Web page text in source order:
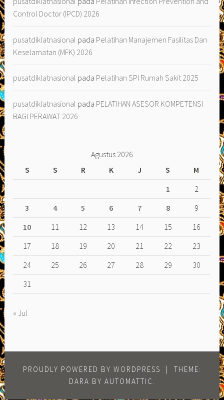
Control Doctor (IPCD) 2026
pusatdiklatnasional pada Pelatihan Manajemen Fasilitas Dan
Keselamatan (MFK) 2026
pusatdiklatnasional pada Pelatihan SPI Rumah Sakit 2025
pusatdiklatnasional pada PELATIHAN ASESOR KOMPETENSI
BAGI PERAWAT 2026
Agustus 2026
S
S R K J S
M
1
2
3
4 5 6 7 8
9
10
11 12 13 14 15
16
17
18 19 20 21 22
23
24
25 26 27 28 29
30
31
« Jul
PROUDLY POWERED BY WORDPRESS |
THEME:
DARA BY AUTOMATTIC